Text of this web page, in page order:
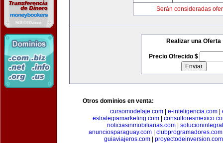
Serán consideradas
Realizar una Oferta
Precio Ofrecido $
Otros dominios en venta:
cursomodelaje.com| e-inteligencia.com|
estrategiamarketing.com|
noticiasinmobiliarias.com
anunciosparaguay.com
clubprogramadores.com
guiaviajeros.com| proyectodeinversion.com